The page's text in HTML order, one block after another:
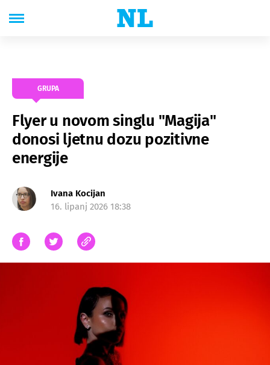
GRUPA
Flyer u novom singlu "Magija"
donosi ljetnu dozu pozitivne
energije
Ivana Kocijan
16. lipanj 2026 18:38